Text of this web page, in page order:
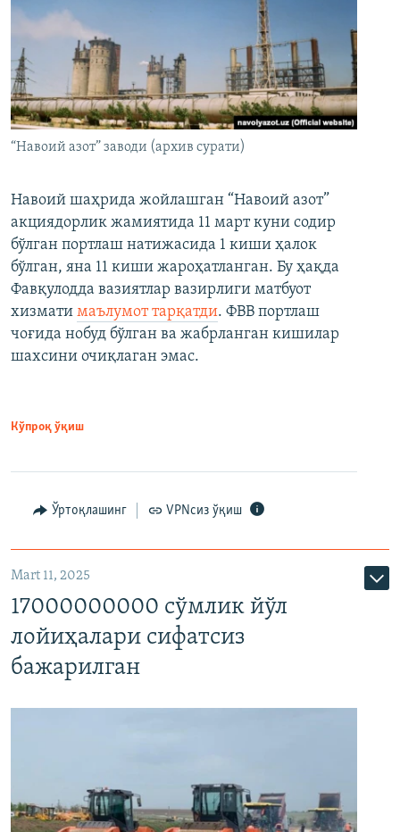
“Навоий азот” заводи (архив сурати)
Навоий шаҳрида жойлашган “Навоий азот”
акциядорлик жамиятида 11 март куни содир
бўлган портлаш натижасида 1 киши ҳалок
бўлган, яна 11 киши жароҳатланган. Бу ҳақда
Фавқулодда вазиятлар вазирлиги матбуот
хизмати маълумот тарқатди. ФВВ портлаш
чоғида нобуд бўлган ва жабрланган кишилар
шахсини очиқлаган эмас.
Кўпроқ ўқиш
Ўртоқлашинг VPNсиз ўқиш
Mart 11, 2025
17000000000 сўмлик йўл
лойиҳалари сифатсиз
бажарилган